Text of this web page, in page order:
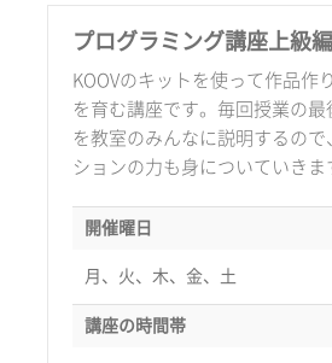
プログラミング講座上級編
KOOVのキットを使って作品作
を育む講座です。毎回授業の最
を教室のみんなに説明するので
ションの力も身についていきま
開催曜日
月、火、木、金、土
講座の時間帯